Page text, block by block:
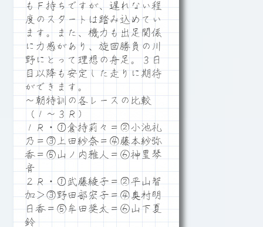
もＦ持ちですが、遅れない程
度のスタートは踏み込めてい
ます。また、機力も出足関係
に力感があり、旋回勝負の川
野にとって理想の舟足。３日
目以降も安定した走りに期待
ができます。
～朝特訓の各レースの比較
（１～３Ｒ）
１Ｒ・①倉持莉々＝②小池礼
乃＝③上田紗奈＝④藤本紗弥
香＝⑤山ノ内雅人＝⑥神里琴
音
２Ｒ・①武藤綾子＝②平山智
加＞③野田部宏子＝④奥村明
日香＝⑤牟田奨太＝⑥山下夏
鈴